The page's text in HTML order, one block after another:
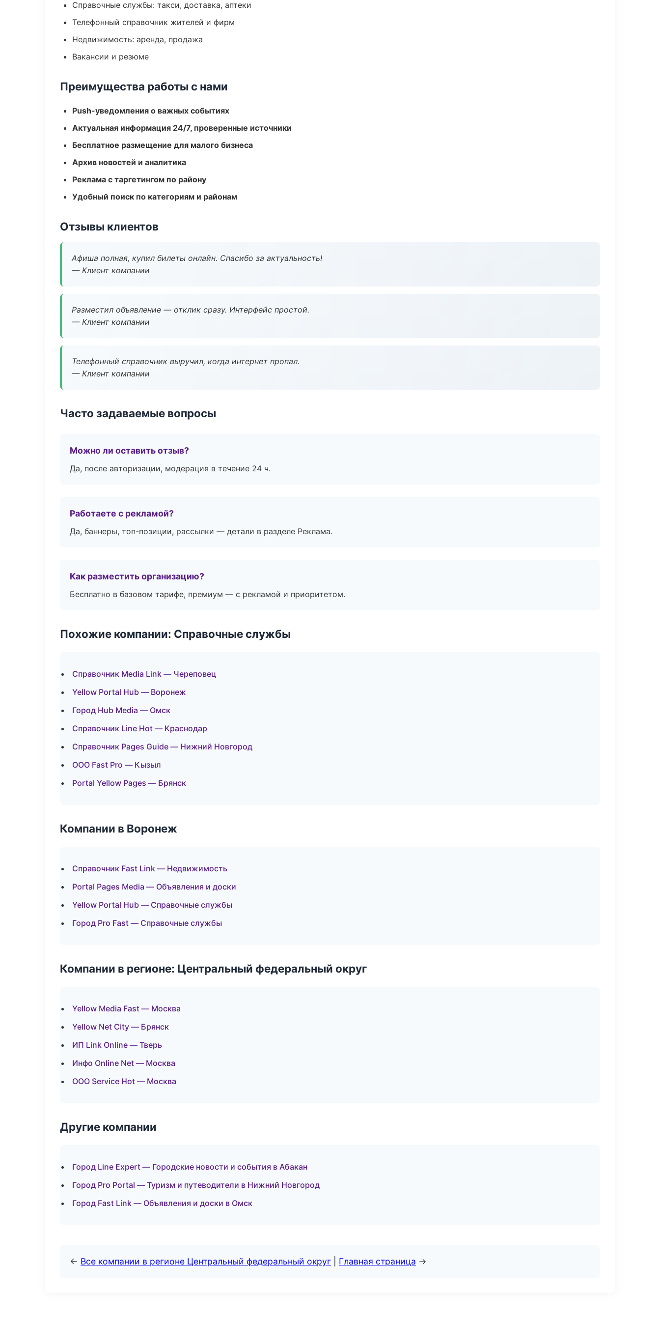
Справочные службы: такси, доставка, аптеки
Телефонный справочник жителей и фирм
Недвижимость: аренда, продажа
Вакансии и резюме
Преимущества работы с нами
Push-уведомления о важных событиях
Актуальная информация 24/7, проверенные источники
Бесплатное размещение для малого бизнеса
Архив новостей и аналитика
Реклама с таргетингом по району
Удобный поиск по категориям и районам
Отзывы клиентов
Афиша полная, купил билеты онлайн. Спасибо за актуальность!
— Клиент компании
Разместил объявление — отклик сразу. Интерфейс простой.
— Клиент компании
Телефонный справочник выручил, когда интернет пропал.
— Клиент компании
Часто задаваемые вопросы
Можно ли оставить отзыв?
Да, после авторизации, модерация в течение 24 ч.
Работаете с рекламой?
Да, баннеры, топ-позиции, рассылки — детали в разделе Реклама.
Как разместить организацию?
Бесплатно в базовом тарифе, премиум — с рекламой и приоритетом.
Похожие компании: Справочные службы
Справочник Media Link — Череповец
Yellow Portal Hub — Воронеж
Город Hub Media — Омск
Справочник Line Hot — Краснодар
Справочник Pages Guide — Нижний Новгород
ООО Fast Pro — Кызыл
Portal Yellow Pages — Брянск
Компании в Воронеж
Справочник Fast Link — Недвижимость
Portal Pages Media — Объявления и доски
Yellow Portal Hub — Справочные службы
Город Pro Fast — Справочные службы
Компании в регионе: Центральный федеральный округ
Yellow Media Fast — Москва
Yellow Net City — Брянск
ИП Link Online — Тверь
Инфо Online Net — Москва
ООО Service Hot — Москва
Другие компании
Город Line Expert — Городские новости и события в Абакан
Город Pro Portal — Туризм и путеводители в Нижний Новгород
Город Fast Link — Объявления и доски в Омск
← Все компании в регионе Центральный федеральный округ Главная страница →